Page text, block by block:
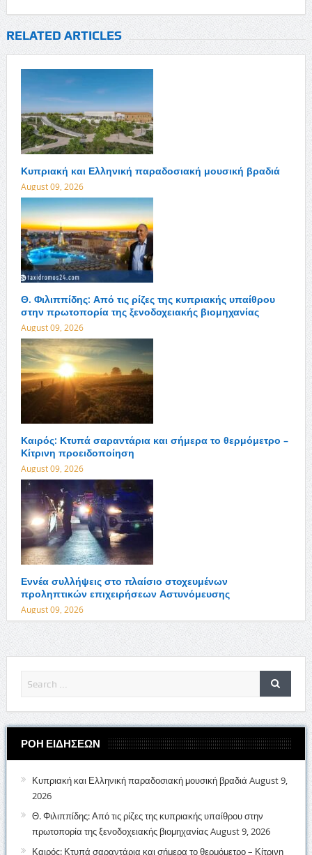
RELATED ARTICLES
Κυπριακή και Ελληνική παραδοσιακή μουσική βραδιά
August 09, 2026
Θ. Φιλιππίδης: Από τις ρίζες της κυπριακής υπαίθρου
στην πρωτοπορία της ξενοδοχειακής βιομηχανίας
August 09, 2026
Καιρός: Κτυπά σαραντάρια και σήμερα το θερμόμετρο –
Κίτρινη προειδοποίηση
August 09, 2026
Εννέα συλλήψεις στο πλαίσιο στοχευμένων
προληπτικών επιχειρήσεων Αστυνόμευσης
August 09, 2026
ΡΟΗ ΕΙΔΗΣΕΩΝ
Κυπριακή και Ελληνική παραδοσιακή μουσική βραδιά August 9,
2026
Θ. Φιλιππίδης: Από τις ρίζες της κυπριακής υπαίθρου στην
πρωτοπορία της ξενοδοχειακής βιομηχανίαςAugust 9, 2026
Καιρός: Κτυπά σαραντάρια και σήμερα το θερμόμετρο – Κίτρινη